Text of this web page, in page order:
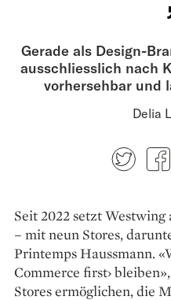
Gerade als Design-
ausschliesslich nach
vorhersehbar und
Delia
Seit 2022 setzt
– mit neun Stores,
Printemps Haussmann.
Commerce first›
Stores ermöglichen, die